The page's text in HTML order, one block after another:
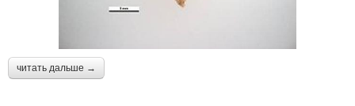
читать дальше →